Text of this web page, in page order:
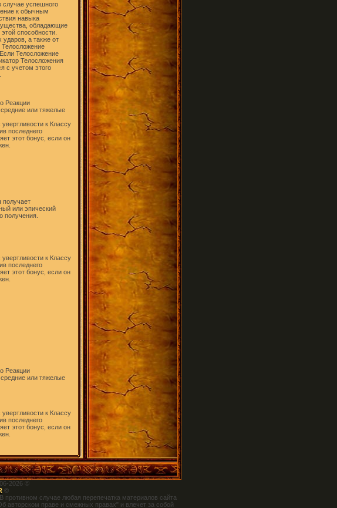
случае успешного
к обычным
навыка
обладающие
способности.
а также от
Телосложение
Телосложение
Телосложения
с учетом этого
Реакции
или тяжелые
к Классу
последнего
этот бонус, если он
получает
или эпический
получения.
к Классу
последнего
этот бонус, если он
Реакции
или тяжелые
к Классу
последнего
этот бонус, если он
2026 ©
©
случае любая перепечатка материалов сайта
авторском праве и смежных правах" и влечет за собой